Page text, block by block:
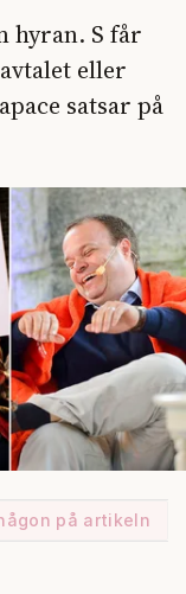
hyran. S får
eller
satsar på
på artikeln